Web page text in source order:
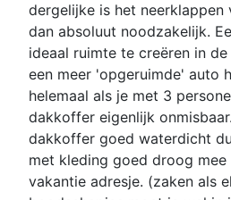
dergelijke is het neerklappen
dan absoluut noodzakelijk.
ideaal ruimte te creëren in
een meer 'opgeruimde' auto
helemaal als je met 3
dakkoffer eigenlijk
dakkoffer goed waterdicht
met kleding goed droog mee
vakantie adresje. (zaken als